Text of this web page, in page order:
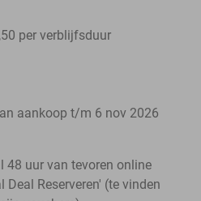
per verblijfsduur
aankoop t/m 6 nov 2026
48 uur van tevoren online
Deal Reserveren' (te vinden